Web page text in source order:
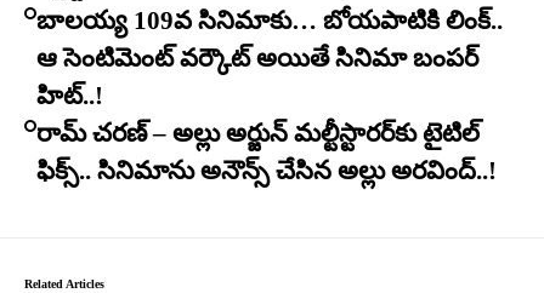
బాలయ్య 109వ సినిమాకు… బోయపాటికి లింక్..
ఆ సెంటిమెంట్ వర్కౌట్ అయితే సినిమా బంపర్
హిట్..!
రామ్ చరణ్ – అల్లు అర్జున్ మల్టీస్టారర్​కు టైటిల్
ఫిక్స్.. సినిమాను అనౌన్స్ చేసిన అల్లు అరవింద్..!
Related Articles